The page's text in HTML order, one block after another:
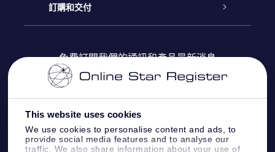
This website uses cookies
We use cookies to personalise content and ads, to
provide social media features and to analyse our
traffic. We also share information about your use of
博客
評論
OSR禮物包
OSR 禮物卡
公司禮品
星星注册
個性化的Star Page
One Million Stars
OSR Starsaver
訂購和交付
付款資訊
配送信息
免費訂閱我們的通訊和產品最新消息